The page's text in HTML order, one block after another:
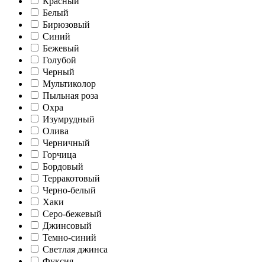
Белый
Бирюзовый
Синий
Бежевый
Голубой
Черный
Мультиколор
Пыльная роза
Охра
Изумрудный
Олива
Черничный
Горчица
Бордовый
Терракотовый
Черно-белый
Хаки
Серо-бежевый
Джинсовый
Темно-синий
Светлая джинса